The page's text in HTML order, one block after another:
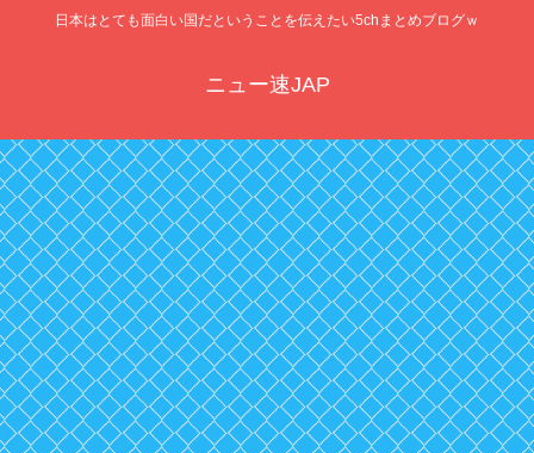
日本はとても面白い国だということを伝えたい5chまとめブログｗ
ニュー速JAP